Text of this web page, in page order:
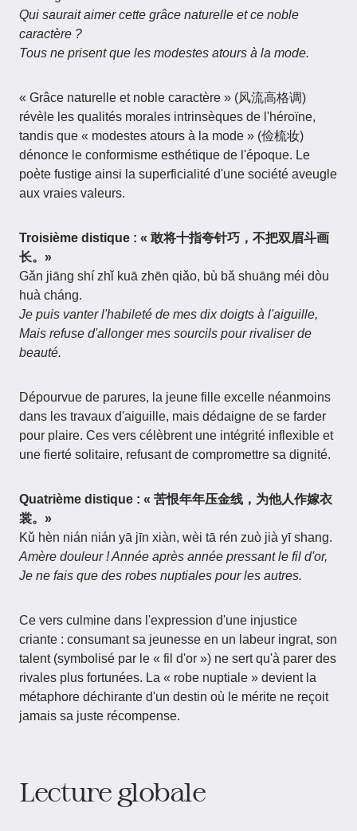
Qui saurait aimer cette grâce naturelle et ce noble
caractère ?
Tous ne prisent que les modestes atours à la mode.
« Grâce naturelle et noble caractère » (风流高格调)
révèle les qualités morales intrinsèques de l'héroïne,
tandis que « modestes atours à la mode » (俭梳妆)
dénonce le conformisme esthétique de l'époque. Le
poète fustige ainsi la superficialité d'une société aveugle
aux vraies valeurs.
Troisième distique : « 敢将十指夸针巧，不把双眉斗画
长。»
Gǎn jiāng shí zhǐ kuā zhēn qiǎo, bù bǎ shuāng méi dòu
huà cháng.
Je puis vanter l'habileté de mes dix doigts à l'aiguille,
Mais refuse d'allonger mes sourcils pour rivaliser de
beauté.
Dépourvue de parures, la jeune fille excelle néanmoins
dans les travaux d'aiguille, mais dédaigne de se farder
pour plaire. Ces vers célèbrent une intégrité inflexible et
une fierté solitaire, refusant de compromettre sa dignité.
Quatrième distique : « 苦恨年年压金线，为他人作嫁衣
裳。»
Kǔ hèn nián nián yā jīn xiàn, wèi tā rén zuò jià yī shang.
Amère douleur ! Année après année pressant le fil d'or,
Je ne fais que des robes nuptiales pour les autres.
Ce vers culmine dans l'expression d'une injustice
criante : consumant sa jeunesse en un labeur ingrat, son
talent (symbolisé par le « fil d'or ») ne sert qu'à parer des
rivales plus fortunées. La « robe nuptiale » devient la
métaphore déchirante d'un destin où le mérite ne reçoit
jamais sa juste récompense.
Lecture globale